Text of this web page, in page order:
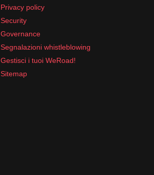
Privacy policy
Security
Governance
Segnalazioni whistleblowing
Gestisci i tuoi WeRoad!
Sitemap